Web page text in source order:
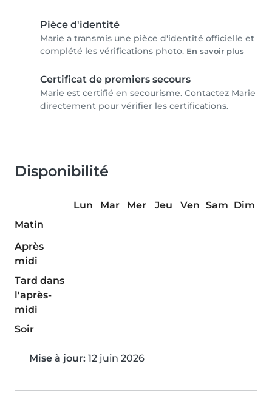
Pièce d'identité
Marie a transmis une pièce d'identité officielle et
complété les vérifications photo. En savoir plus
Certificat de premiers secours
Marie est certifié en secourisme. Contactez Marie
directement pour vérifier les certifications.
Disponibilité
Lun Mar Mer Jeu Ven Sam Dim
Matin
Après
midi
Tard dans
l'après-
midi
Soir
Mise à jour: 12 juin 2026